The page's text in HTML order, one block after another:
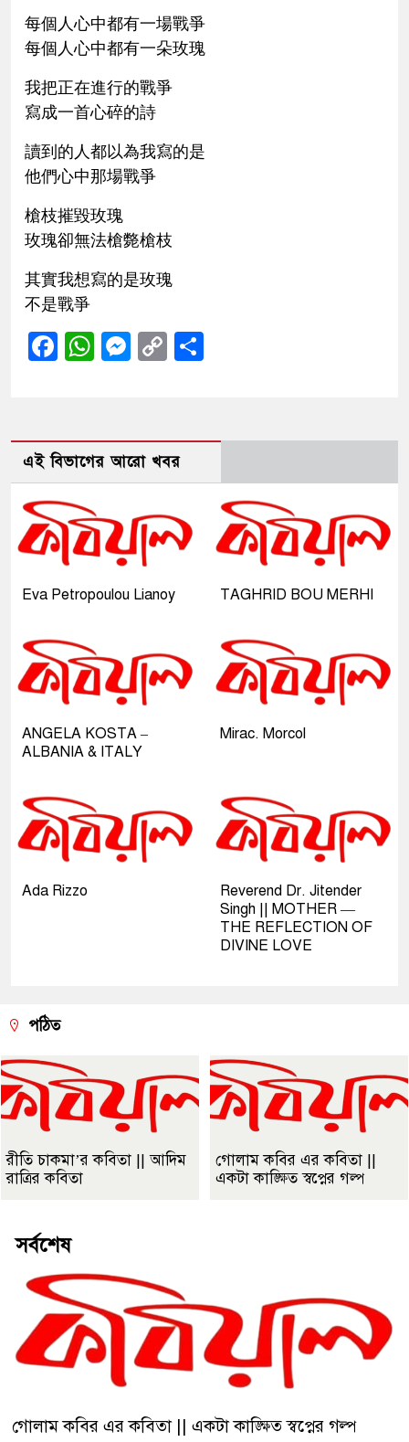
每個人心中都有一場戰爭
每個人心中都有一朵玫瑰
我把正在進行的戰爭
寫成一首心碎的詩
讀到的人都以為我寫的是
他們心中那場戰爭
槍枝摧毀玫瑰
玫瑰卻無法槍斃槍枝
其實我想寫的是玫瑰
不是戰爭
Facebook
WhatsApp
Messenger
Copy
এই বিভাগের আরো খবর
Eva Petropoulou Lianoy TAGHRID BOU MERHI
ANGELA KOSTA –
ALBANIA & ITALY
Mirac. Morcol
Ada Rizzo
Reverend Dr. Jitender
Singh || MOTHER —
THE REFLECTION OF
DIVINE LOVE
পঠিত
রীতি চাকমা’র কবিতা || আদিম
রাত্রির কবিতা
গোলাম কবির এর কবিতা ||
একটা কাঙ্ক্ষিত স্বপ্নের গল্প
সর্বশেষ
গোলাম কবির এর কবিতা || একটা কাঙ্ক্ষিত স্বপ্নের গল্প